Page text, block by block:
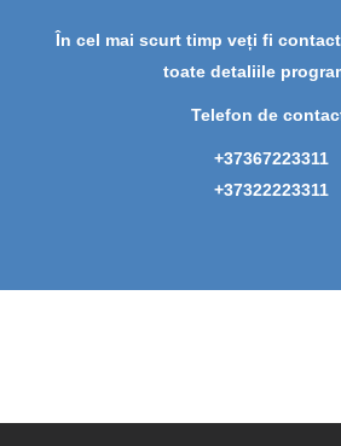
În cel mai scurt timp veți fi
toate detaliile
Telefon de
+37367223311
+37322223311